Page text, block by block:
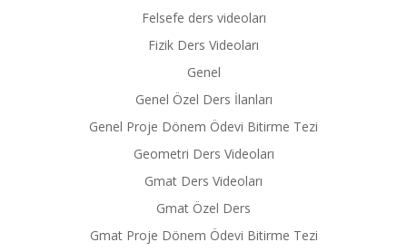
Felsefe ders videoları
Fizik Ders Videoları
Genel
Genel Özel Ders İlanları
Genel Proje Dönem Ödevi Bitirme Tezi
Geometri Ders Videoları
Gmat Ders Videoları
Gmat Özel Ders
Gmat Proje Dönem Ödevi Bitirme Tezi